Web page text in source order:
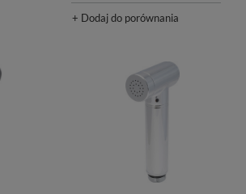
+ Dodaj do porównania